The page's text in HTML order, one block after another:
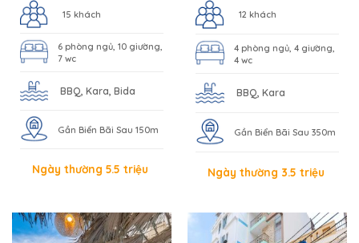
15 khách
6 phòng ngủ, 10 giường,
7 wc
BBQ, Kara, Bida
Gần Biển Bãi Sau 150m
Ngày thường 5.5 triệu
12 khách
4 phòng ngủ, 4 giường,
4 wc
BBQ, Kara
Gần Biển Bãi Sau 350m
Ngày thường 3.5 triệu